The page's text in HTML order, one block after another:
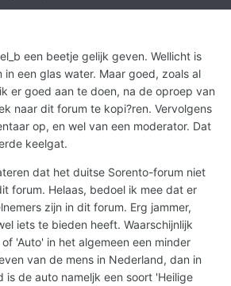
een beetje gelijk geven. Wellicht is
in een glas water. Maar goed, zoals al
er goed aan te doen, na de oproep van
naar dit forum te kopi?ren. Vervolgens
op, en wel van een moderator. Dat
keelgat.
dat het duitse Sorento-forum niet
forum. Helaas, bedoel ik mee dat er
zijn in dit forum. Erg jammer,
iets te bieden heeft. Waarschijnlijk
'Auto' in het algemeen een minder
van de mens in Nederland, dan in
is de auto nameljk een soort 'Heilige